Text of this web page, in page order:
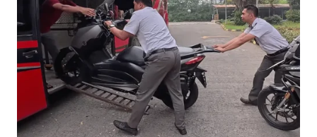
DLU
DHARMA
KARTIKA
V